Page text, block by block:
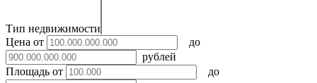
Тип недвижимости
Цена от
до
рублей
Площадь от до